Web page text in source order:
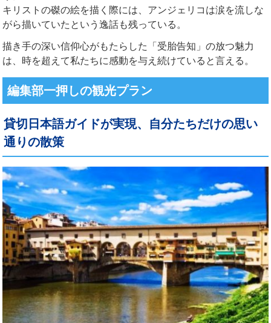
キリストの磔の絵を描く際には、アンジェリコは涙を流しな
がら描いていたという逸話も残っている。
描き手の深い信仰心がもたらした「受胎告知」の放つ魅力
は、時を超えて私たちに感動を与え続けていると言える。
編集部一押しの観光プラン
貸切日本語ガイドが実現、自分たちだけの思い
通りの散策